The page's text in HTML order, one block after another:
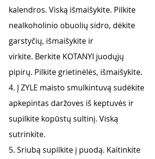
kalendros. Viską išmaišykite. Pilkite
nealkoholinio obuolių sidro, dėkite
garstyčių, išmaišykite ir
virkite. Berkite KOTANYI juodųjų
pipirų. Pilkite grietinėlės, išmaišykite.
4. Į ZYLE maisto smulkintuvą sudėkite
apkepintas daržoves iš keptuvės ir
supilkite kopūstų sultinį. Viską
sutrinkite.
5. Sriubą supilkite į puodą. Kaitinkite